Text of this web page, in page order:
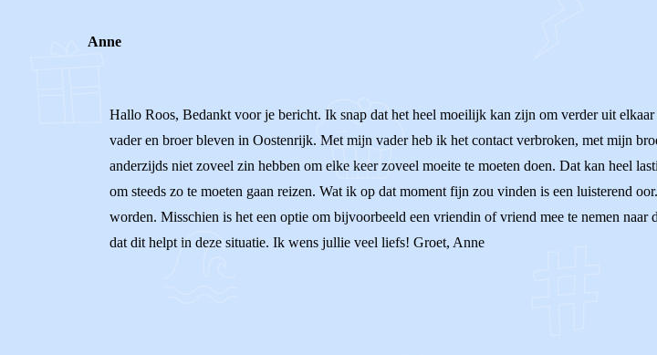
Anne
Hallo Roos, Bedankt voor je bericht. Ik snap dat het heel moeilijk kan zijn om verder uit
vader en broer bleven in Oostenrijk. Met mijn vader heb ik het contact verbroken, met mijn
anderzijds niet zoveel zin hebben om elke keer zoveel moeite te moeten doen. Dat kan heel
om steeds zo te moeten gaan reizen. Wat ik op dat moment fijn zou vinden is een luisterend
worden. Misschien is het een optie om bijvoorbeeld een vriendin of vriend mee te nemen
dat dit helpt in deze situatie. Ik wens jullie veel liefs! Groet, Anne